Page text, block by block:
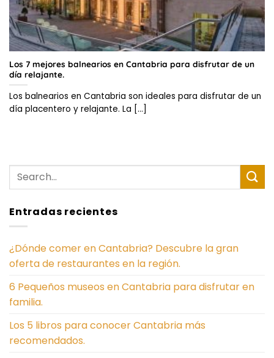
Los 7 mejores balnearios en Cantabria para disfrutar de un
día relajante.
Los balnearios en Cantabria son ideales para disfrutar de un
día placentero y relajante. La [...]
Entradas recientes
¿Dónde comer en Cantabria? Descubre la gran
oferta de restaurantes en la región.
6 Pequeños museos en Cantabria para disfrutar en
familia.
Los 5 libros para conocer Cantabria más
recomendados.